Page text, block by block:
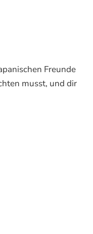
Freunde
musst, und dir